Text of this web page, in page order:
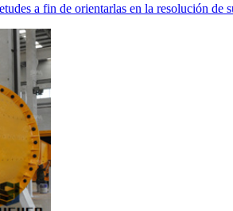
a fin de orientarlas en la resolución de